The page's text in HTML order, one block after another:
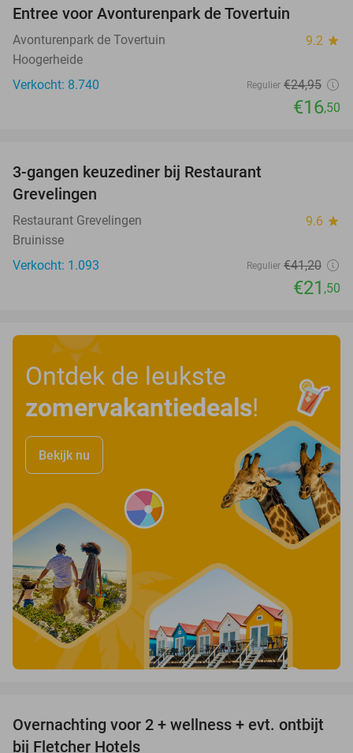
Entree voor Avonturenpark de Tovertuin
Avonturenpark de Tovertuin 9.2 star
Hoogerheide
Verkocht: 8.740
Regulier €24,95
€16,50
3-gangen keuzediner bij Restaurant
Grevelingen
Restaurant Grevelingen 9.6 star
Bruinisse
Verkocht: 1.093
Regulier €41,20
€21 ,50
Ontdek de leukste
zomervakantiedeals!
Bekijk nu
55%
Overnachting voor 2 + wellness + evt. ontbijt
bij Fletcher Hotels